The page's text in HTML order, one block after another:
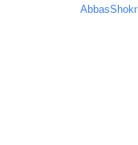
AbbasShokr